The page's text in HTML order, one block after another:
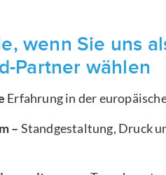
wenn Sie uns
Partner wählen
Erfahrung in der
– Standgestaltung, Druck